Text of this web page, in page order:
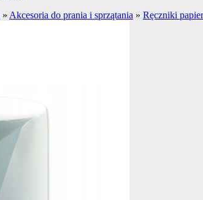
» Akcesoria do prania i sprzątania » Ręczniki